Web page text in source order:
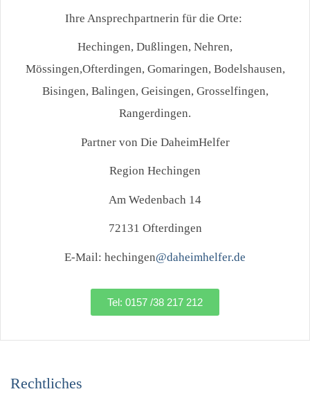
Ihre Ansprechpartnerin für die Orte:
Hechingen, Dußlingen, Nehren,
Mössingen,Ofterdingen, Gomaringen, Bodelshausen,
Bisingen, Balingen, Geisingen, Grosselfingen,
Rangerdingen.
Partner von Die DaheimHelfer
Region Hechingen
Am Wedenbach 14
72131 Ofterdingen
E-Mail: hechingen@daheimhelfer.de
Tel: 0157 /38 217 212
Rechtliches